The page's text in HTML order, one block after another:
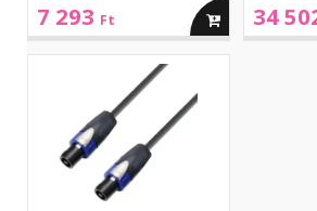
7 293 Ft kosárba34